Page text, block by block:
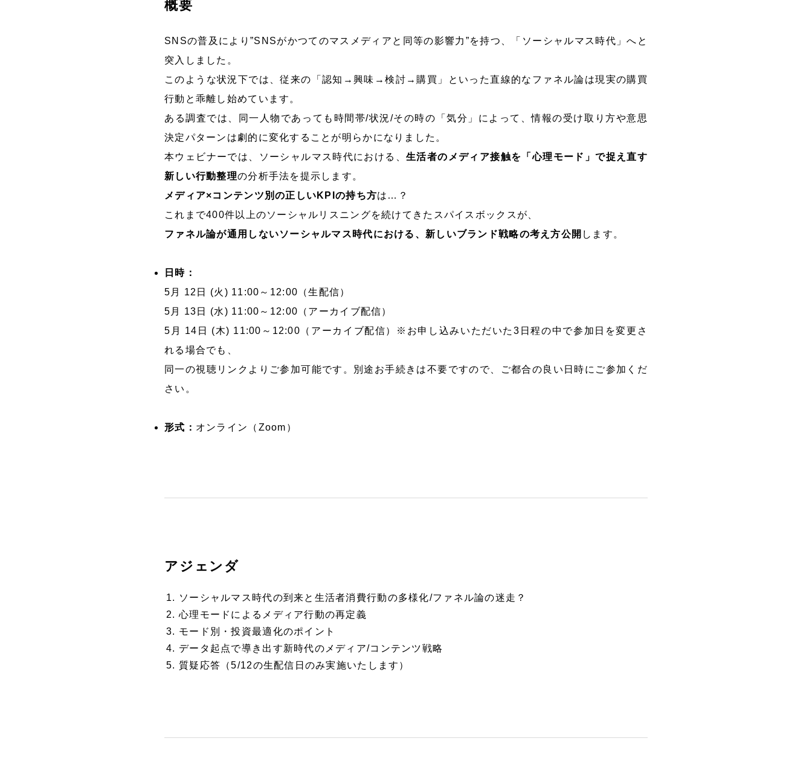
概要
SNSの普及により”SNSがかつてのマスメディアと同等の影響力”を持つ、「ソーシャルマス時代」へと
突入しました。
このような状況下では、従来の「認知→興味→検討→購買」といった直線的なファネル論は現実の購買
行動と乖離し始めています。
ある調査では、同一人物であっても時間帯/状況/その時の「気分」によって、情報の受け取り方や意思
決定パターンは劇的に変化することが明らかになりました。
本ウェビナーでは、ソーシャルマス時代における、生活者のメディア接触を「心理モード」で捉え直す
新しい行動整理の分析手法を提示します。
メディア×コンテンツ別の正しいKPIの持ち方は…？
これまで400件以上のソーシャルリスニングを続けてきたスパイスボックスが、
ファネル論が通用しないソーシャルマス時代における、新しいブランド戦略の考え方公開 します。
日時：
5月 12日 (火) 11:00～12:00（生配信）
5月 13日 (水) 11:00～12:00（アーカイブ配信）
5月 14日 (木) 11:00～12:00（アーカイブ配信）※お申し込みいただいた3日程の中で参加日を変更さ
れる場合でも、
同一の視聴リンクよりご参加可能です。別途お手続きは不要ですので、ご都合の良い日時にご参加くだ
さい。
形式： オンライン（Zoom）
アジェンダ
ソーシャルマス時代の到来と生活者消費行動の多様化/ファネル論の迷走？
心理モードによるメディア行動の再定義
モード別・投資最適化のポイント
データ起点で導き出す新時代のメディア/コンテンツ戦略
質疑応答（5/12の生配信日のみ実施いたします）